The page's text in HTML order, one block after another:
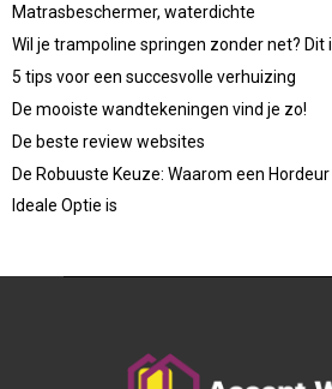
Matrasbeschermer, waterdichte
Wil je trampoline springen zonder net?
5 tips voor een succesvolle verhuizing
De mooiste wandtekeningen vind je zo!
De beste review websites
De Robuuste Keuze: Waarom een
Ideale Optie is